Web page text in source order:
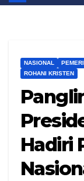
NASIONAL
ROHANI KRISTEN
Hadiri